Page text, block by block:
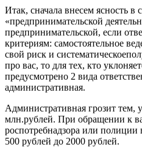
Итак, сначала внесем ясность в
«предпринимательской
предпринимательской, если
критериям: самостоятельное
свой риск и
про вас, то для тех, кто
предусмотрено 2 вида
административная.
Административная грозит тем,
млн.рублей. При обращении к
роспотребнадзора или
500 рублей до 2000 рублей.